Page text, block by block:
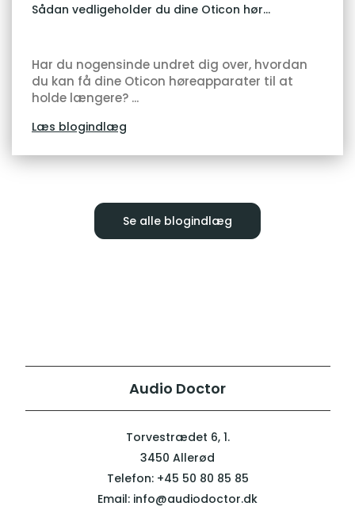
Sådan vedligeholder du dine Oticon hør...
Har du nogensinde undret dig over, hvordan
du kan få dine Oticon høreapparater til at
holde længere? ...
Læs blogindlæg
Se alle blogindlæg
Audio Doctor
Torvestrædet 6, 1.
3450 Allerød
Telefon: +45 50 80 85 85
Email: info@audiodoctor.dk